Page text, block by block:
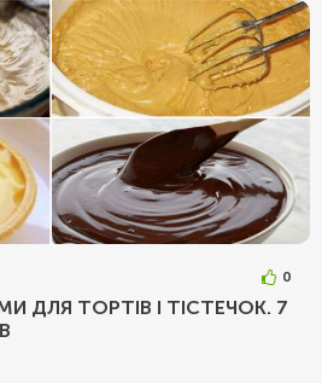
0
ДЛЯ ТОРТІВ І ТІСТЕЧОК. 7